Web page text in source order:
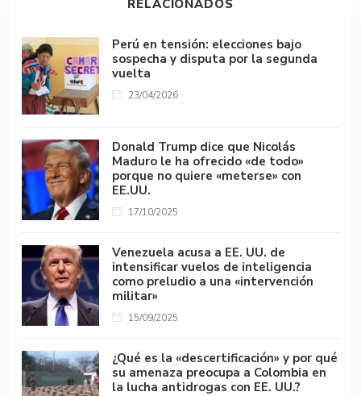
p
RELACIONADOS
Perú en tensión: elecciones bajo
sospecha y disputa por la segunda
vuelta
23/04/2026
Donald Trump dice que Nicolás
Maduro le ha ofrecido «de todo»
porque no quiere «meterse» con
EE.UU.
17/10/2025
Venezuela acusa a EE. UU. de
intensificar vuelos de inteligencia
como preludio a una «intervención
militar»
15/09/2025
¿Qué es la «descertificación» y por qué
su amenaza preocupa a Colombia en
la lucha antidrogas con EE. UU.?